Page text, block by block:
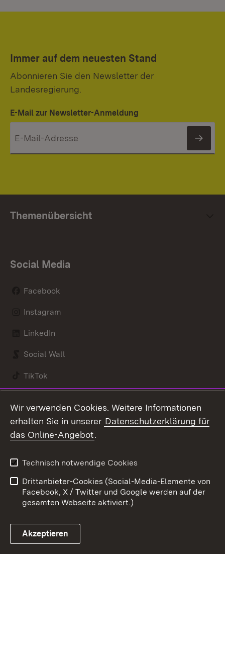
Immer auf dem neuesten Stand
Abonnieren Sie den Newsletter der
Landesregierung.
E-Mail zur Newsletter-Anmeldung
Themenübersicht
Social Media
Facebook
Instagram
LinkedIn
Social Wall
TikTok
Link zum Landesportal
Kontakt
Barrierefreiheit
Impressum
Cookies
Wir verwenden Cookies. Weitere Informationen
erhalten Sie in unserer Datenschutzerklärung für
das Online-Angebot.
Technisch notwendige Cookies
Drittanbieter-Cookies (Social-Media-Elemente von
Facebook, X / Twitter und Google werden auf der
gesamten Webseite aktiviert.)
Akzeptieren